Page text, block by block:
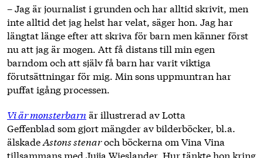
– Jag är journalist i grunden och har alltid skrivit, men
inte alltid det jag helst har velat, säger hon. Jag har
längtat länge efter att skriva för barn men känner först
nu att jag är mogen. Att få distans till min egen
barndom och att själv få barn har varit viktiga
förutsättningar för mig. Min sons uppmuntran har
puffat igång processen.
Vi är monsterbarn är illustrerad av Lotta
Geffenblad som gjort mängder av bilderböcker, bl.a.
älskadeAstons stenaroch böckerna om Vina Vina
tillsammans med Jujja Wieslander. Hur tänkte hon kring